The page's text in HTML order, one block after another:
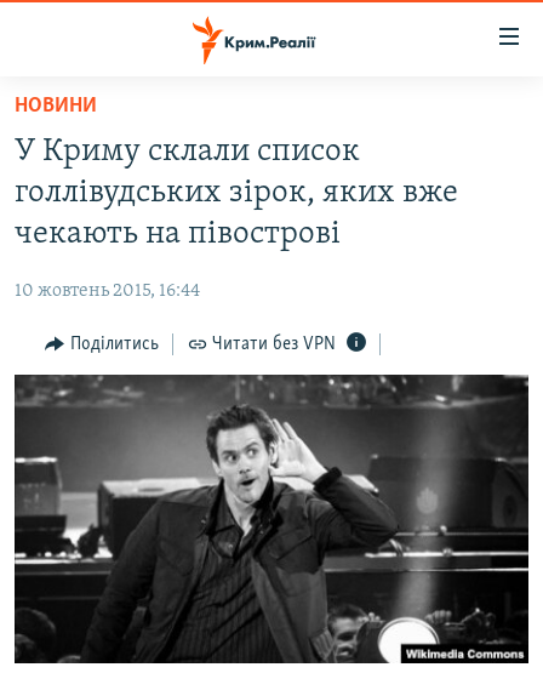
Перейти
основного
матеріалу
основної
Перейти
до
пошуку
ВОДА.КРИМ
ВІДЕО ТА ФОТО
БЛОГИ
ПОГЛЯД
ІНТЕРВ'Ю
СПЕЦПРОЕКТИ
ДЕПОРТАЦІЯ
ВІДЕОУРОКИ «ELIFBE»
СВІДЧЕННЯ ОКУПАЦІЇ
УКРАЇНСЬКА ПРОБЛЕМА КРИМУ
ЯК ОБІЙТИ БЛОКУВАННЯ
Qırımtatar
НОВИНИ
У Криму склали список
голлівудських зірок, яких вже
чекають на півострові
10 жовтень 2015, 16:44
Поділитись Читати без VPN